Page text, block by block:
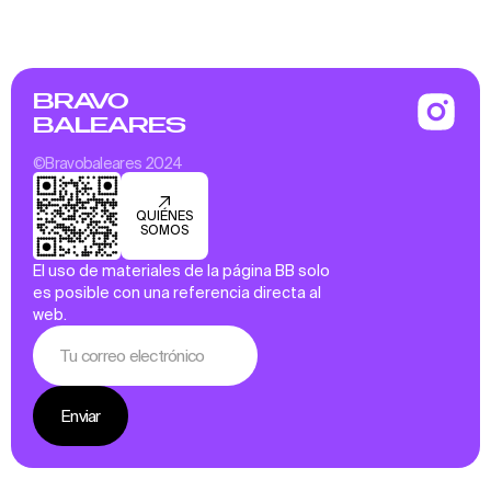
BRAVO
BALEARES
©Bravobaleares 2024
QUIÉNES
SOMOS
El uso de materiales de la página BB solo
es posible con una referencia directa al
web.